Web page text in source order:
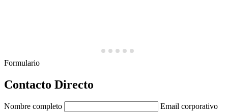
Formulario
Contacto Directo
Nombre completo
Email corporativo